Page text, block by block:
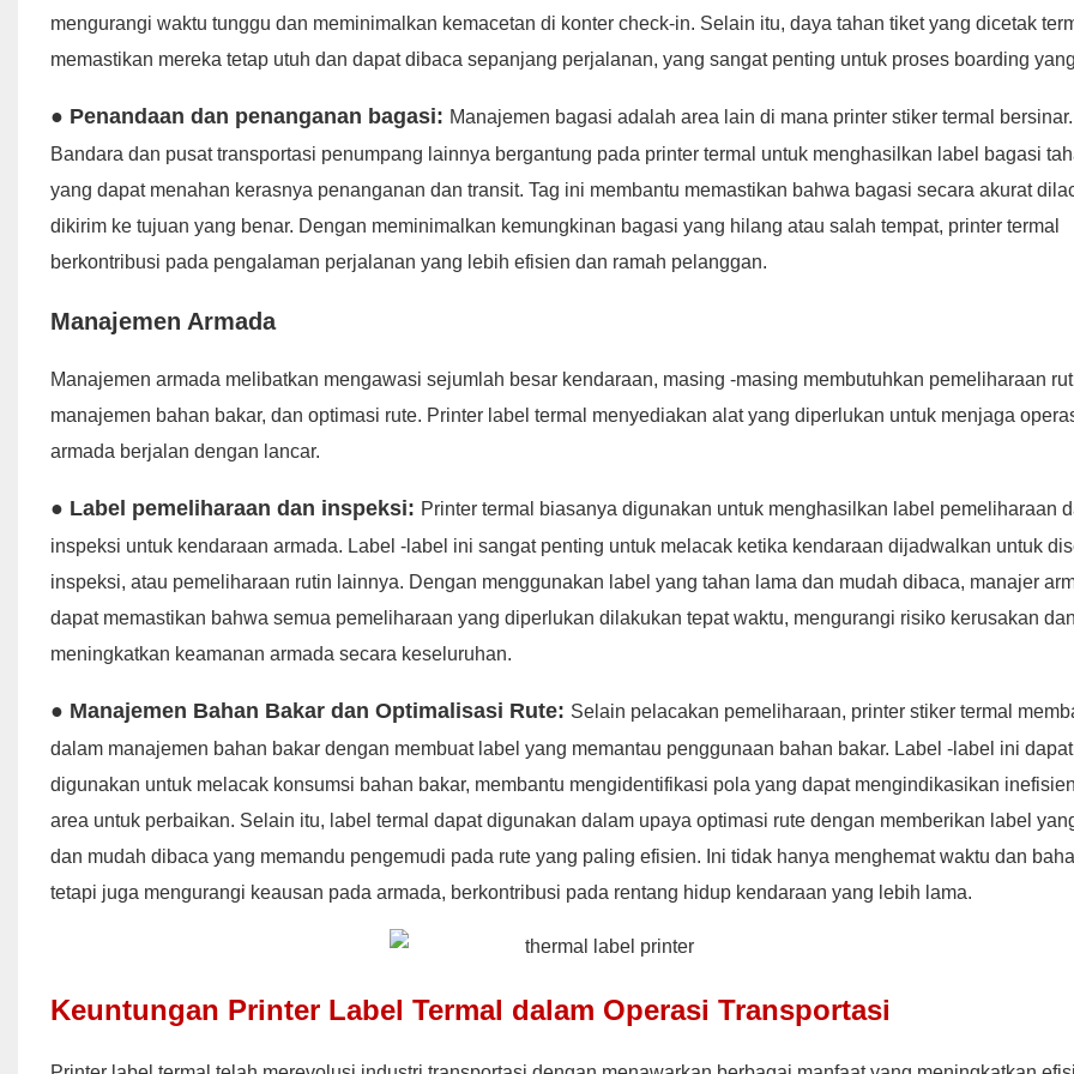
mengurangi waktu tunggu dan meminimalkan kemacetan di konter check-in. Selain itu, daya tahan tiket yang dicetak
memastikan mereka tetap utuh dan dapat dibaca sepanjang perjalanan, yang sangat penting untuk proses boarding
● Penandaan dan penanganan bagasi: Manajemen bagasi adalah area lain di mana printer stiker termal bersinar.
Bandara dan pusat transportasi penumpang lainnya bergantung pada printer termal untuk menghasilkan label bagasi
yang dapat menahan kerasnya penanganan dan transit. Tag ini membantu memastikan bahwa bagasi secara akurat
dikirim ke tujuan yang benar. Dengan meminimalkan kemungkinan bagasi yang hilang atau salah tempat, printer termal
berkontribusi pada pengalaman perjalanan yang lebih efisien dan ramah pelanggan.
Manajemen Armada
Manajemen armada melibatkan mengawasi sejumlah besar kendaraan, masing -masing membutuhkan pemeliharaan
manajemen bahan bakar, dan optimasi rute. Printer label termal menyediakan alat yang diperlukan untuk menjaga
armada berjalan dengan lancar.
● Label pemeliharaan dan inspeksi: Printer termal biasanya digunakan untuk menghasilkan label pemeliharaan
inspeksi untuk kendaraan armada. Label -label ini sangat penting untuk melacak ketika kendaraan dijadwalkan untuk
inspeksi, atau pemeliharaan rutin lainnya. Dengan menggunakan label yang tahan lama dan mudah dibaca, manajer
dapat memastikan bahwa semua pemeliharaan yang diperlukan dilakukan tepat waktu, mengurangi risiko kerusakan
meningkatkan keamanan armada secara keseluruhan.
● Manajemen Bahan Bakar dan Optimalisasi Rute: Selain pelacakan pemeliharaan, printer stiker termal
dalam manajemen bahan bakar dengan membuat label yang memantau penggunaan bahan bakar. Label -label ini dapat
digunakan untuk melacak konsumsi bahan bakar, membantu mengidentifikasi pola yang dapat mengindikasikan
area untuk perbaikan. Selain itu, label termal dapat digunakan dalam upaya optimasi rute dengan memberikan label
dan mudah dibaca yang memandu pengemudi pada rute yang paling efisien. Ini tidak hanya menghemat waktu dan
tetapi juga mengurangi keausan pada armada, berkontribusi pada rentang hidup kendaraan yang lebih lama.
Keuntungan Printer Label Termal dalam Operasi Transportasi